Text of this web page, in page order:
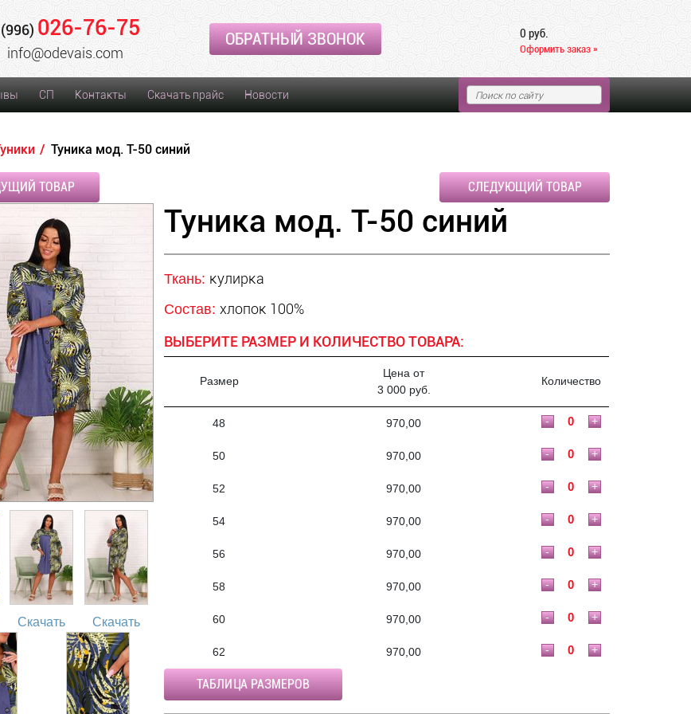
026-76-75
info@odevais.com
ОБРАТНЫЙ ЗВОНОК 0 руб.
Оформить заказ »
СП Контакты Скачать прайс Новости
Туника мод. Т-50 синий
ТОВАР СЛЕДУЮЩИЙ ТОВАР
Скачать Скачать
Туника мод. Т-50 синий
Ткань: кулирка
Состав: хлопок 100%
ВЫБЕРИТЕ РАЗМЕР И КОЛИЧЕСТВО ТОВАРА:
Размер
Цена от
3 000 руб.
Количество
48 970,00 +
-
50 970,00 +
-
52 970,00 +
-
54 970,00 +
-
56 970,00 +
-
58 970,00 +
-
60 970,00 +
-
62 970,00 +
-
ТАБЛИЦА РАЗМЕРОВ